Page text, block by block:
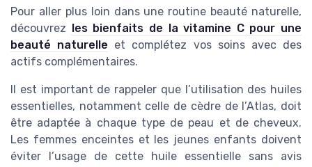
Pour aller plus loin dans une routine beauté naturelle,
découvrez
les bienfaits de la vitamine C pour une
beauté naturelle et complétez vos soins avec des
actifs complémentaires.
Il est important de rappeler que l’utilisation des huiles
essentielles, notamment celle de cèdre de l’Atlas, doit
être adaptée à chaque type de peau et de cheveux.
Les femmes enceintes et les jeunes enfants doivent
éviter l’usage de cette huile essentielle sans avis